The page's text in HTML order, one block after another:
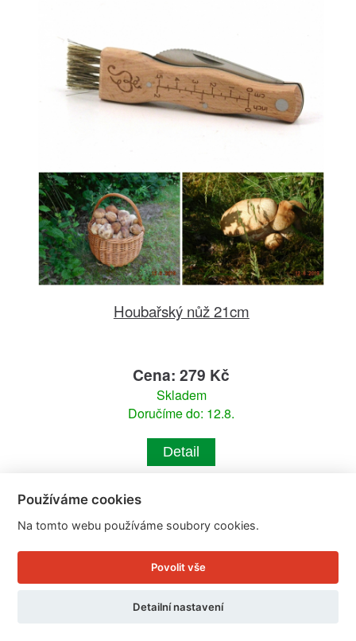
Houbařský nůž 21cm
Cena: 279 Kč
Skladem
Doručíme do: 12.8.
Detail
Používáme cookies
Na tomto webu používáme soubory cookies.
Povolit vše
Detailní nastavení